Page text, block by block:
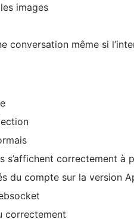
images
conversation même si
s’affichent correctement à
du compte sur la version
correctement